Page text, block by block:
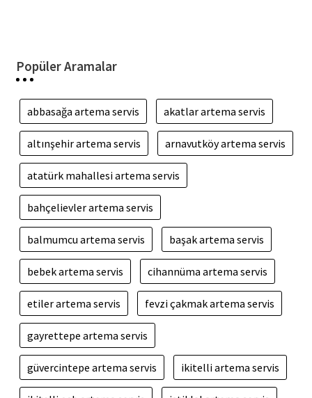
Popüler Aramalar
abbasağa artema servis akatlar artema servis
altınşehir artema servis arnavutköy artema servis
atatürk mahallesi artema servis
bahçelievler artema servis
balmumcu artema servis başak artema servis
bebek artema servis cihannüma artema servis
etiler artema servis fevzi çakmak artema servis
gayrettepe artema servis
güvercintepe artema servis ikitelli artema servis